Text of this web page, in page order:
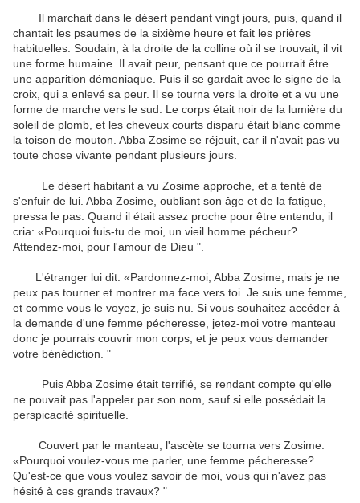
Il marchait dans le désert pendant vingt jours, puis quand il
chantait les psaumes de la sixième heure et fait les prières
habituelles Soudain à la droite de la colline où il se trouvait , il vit
une forme humaine Il avait peur, pensant que ce pourrait être
une apparition démoniaque Puis il se gardait avec le signe de la
croix qui a enlevé sa peur. Il se tourna vers la droite et a vu une
forme de marche vers le sud Le corps était noir de la lumière du
soleil de plomb, et les cheveux courts disparu était blanc comme
la toison de mouton Abba Zosime se réjouit car il n'avait pas vu
toute chose vivante pendant plusieurs jours.
Le désert habitant a vu Zosime approche et a tenté de
s'enfuir de lui Abba Zosime , oubliant son âge et de la fatigue
pressa le pas Quand il était assez proche pour être entendu
il
cria: «Pourquoi fuis-tu de moi un vieil homme pécheur?
Attendez-moi pour l'amour de Dieu "
L'étranger lui dit: «Pardonnez-moi Abba Zosime mais je ne
peux pas tourner et montrer ma face vers toi Je suis une femme
et comme vous le voyez , je suis nu Si vous souhaitez accéder à
la demande d'une femme pécheresse jetez-moi votre manteau
donc je pourrais couvrir mon corps et je peux vous demander
votre bénédiction. "
PuisAbba Zosime était terrifié se rendant compte qu'elle
ne pouvait pas l'appeler par son nom , sauf si elle possédait la
perspicacité spirituelle
Couvert par le manteau l'ascète se tourna vers Zosime:
«Pourquoi voulez-vous me parler, une femme pécheresse?
Qu'est-ce que vous voulez savoir de moi, vous qui n'avez pas
hésité à ces grands travaux? "